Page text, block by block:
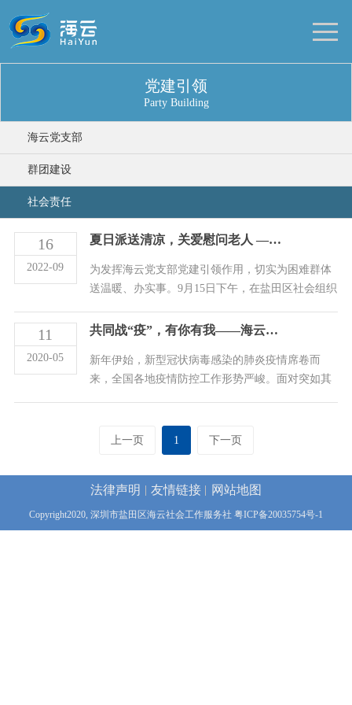
党建引领
Party Building
海云党支部
群团建设
社会责任
16
2022-09
夏日派送清凉，关爱慰问老人 ——海云党支部开展“我为群众办实事”党员志愿服务活动
为发挥海云党支部党建引领作用，切实为困难群体
送温暖、办实事。9月15日下午，在盐田区社会组织
观颐之家养老院开展了以“派送清凉”为主题的关爱
韩民副主任、海云社工党支部杨...
11
2020-05
共同战“疫”，有你有我——海云社工党支部在行动
新年伊始，新型冠状病毒感染的肺炎疫情席卷而
来，全国各地疫情防控工作形势严峻。面对突如其
由党支部书记挂帅的疫情防控工作领导小组，要求
各党员社工在做好个人和家庭防护的同时，积...
上一页 1 下一页
法律声明 友情链接 网站地图
Copyright2020, 深圳市盐田区海云社会工作服务社 粤ICP备20035754号-1